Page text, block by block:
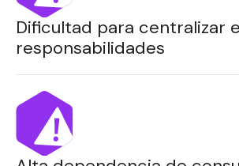
Dificultad para centralizar
responsabilidades